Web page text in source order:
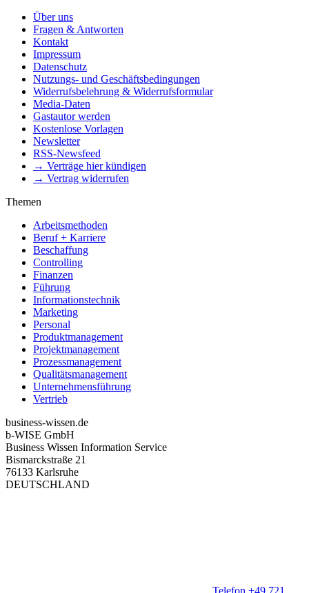
Über uns
Fragen & Antworten
Kontakt
Impressum
Datenschutz
Nutzungs- und Geschäftsbedingungen
Widerrufsbelehrung & Widerrufsformular
Media-Daten
Gastautor werden
Kostenlose Vorlagen
Newsletter
RSS-Newsfeed
→ Verträge hier kündigen
→ Vertrag widerrufen
Themen
Arbeitsmethoden
Beruf + Karriere
Beschaffung
Controlling
Finanzen
Führung
Informationstechnik
Marketing
Personal
Produktmanagement
Projektmanagement
Prozessmanagement
Qualitätsmanagement
Unternehmensführung
Vertrieb
business-wissen.de
b-WISE GmbH
Business Wissen Information Service
Bismarckstraße 21
76133 Karlsruhe
DEUTSCHLAND
Telefon +49 721